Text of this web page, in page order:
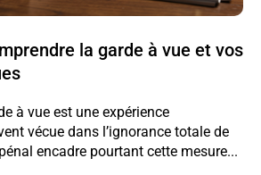
la garde à vue et vos
à vue est une expérience
vécue dans l’ignorance totale de
encadre pourtant cette mesure...